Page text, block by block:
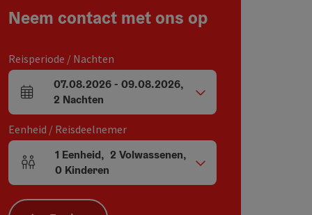
Neem contact met ons op
Reisperiode / Nachten
Velden voor aankomst en vertrek
07.08.2026- 09.08.2026,
2 Nachten
Eenheid / Reisdeelnemer
Aantal eenheden en persoonsvelden
1 Eenheid, 2 Volwassenen,
0 Kinderen